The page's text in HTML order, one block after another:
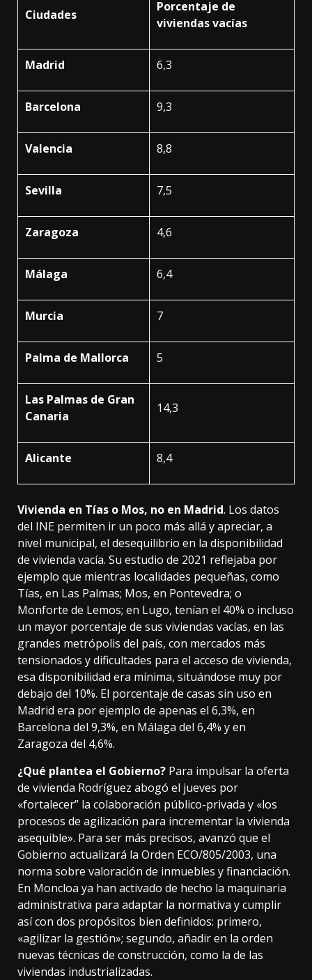
Ciudades
Porcentaje de
viviendas vacías
Madrid 6,3
Barcelona 9,3
Valencia 8,8
Sevilla 7,5
Zaragoza 4,6
Málaga 6,4
Murcia 7
Palma de Mallorca 5
Las Palmas de Gran
Canaria
14,3
Alicante 8,4
Vivienda en Tías o Mos, no en Madrid. Los datos
del INE permiten ir un poco más allá y apreciar, a
nivel municipal, el desequilibrio en la disponibilidad
de vivienda vacía. Su estudio de 2021 reflejaba por
ejemplo que mientras localidades pequeñas, como
Tías, en Las Palmas; Mos, en Pontevedra; o
Monforte de Lemos; en Lugo, tenían el 40% o incluso
un mayor porcentaje de sus viviendas vacías, en las
grandes metrópolis del país, con mercados más
tensionados y dificultades para el acceso de vivienda,
esa disponibilidad era mínima, situándose muy por
debajo del 10%. El porcentaje de casas sin uso en
Madrid era por ejemplo de apenas el 6,3%, en
Barcelona del 9,3%, en Málaga del 6,4% y en
Zaragoza del 4,6%.
¿Qué plantea el Gobierno? Para impulsar la oferta
de vivienda Rodríguez abogó el jueves por
«fortalecer” la colaboración público-privada y «los
procesos de agilización para incrementar la vivienda
asequible». Para ser más precisos, avanzó que el
Gobierno actualizará la Orden ECO/805/2003, una
norma sobre valoración de inmuebles y financiación.
En Moncloa ya han activado de hecho la maquinaria
administrativa para adaptar la normativa y cumplir
así con dos propósitos bien definidos: primero,
«agilizar la gestión»; segundo, añadir en la orden
nuevas técnicas de construcción, como la de las
viviendas industrializadas.